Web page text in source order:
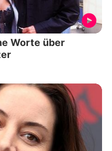
Worte über